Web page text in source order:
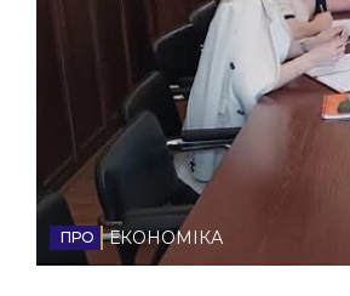
НОВИНИ
ФОТО
ЕКОНОМІКА